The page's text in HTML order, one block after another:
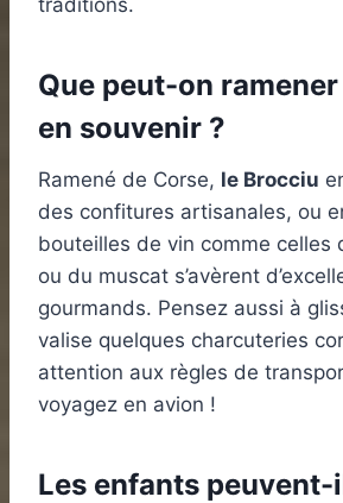
Que peut-on
en souvenir ?
Ramené de Corse, le Brocciu
des confitures artisanales, ou
bouteilles de vin comme celles
ou du muscat s’avèrent
gourmands. Pensez aussi à
valise quelques charcuteries
attention aux règles de
voyagez en avion !
Les enfants peuvent-